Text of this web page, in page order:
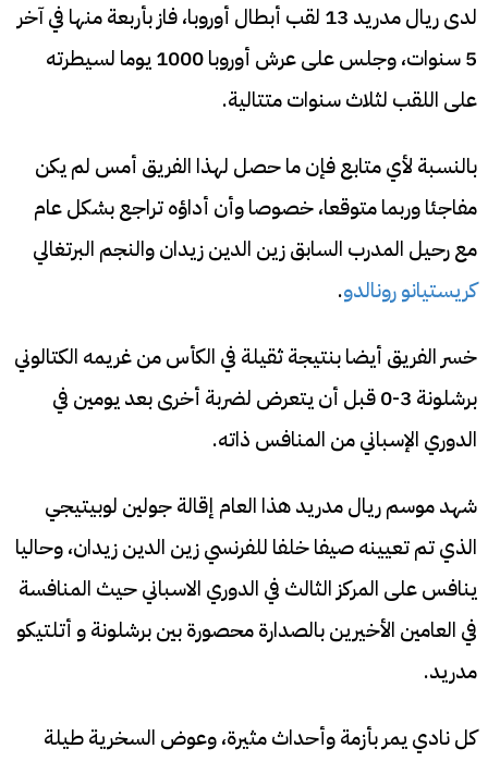
لدى ريال مدريد 13 لقب أبطال أوروبا، فاز بأربعة منها في آخر
5 سنوات، وجلس على عرش أوروبا 1000 يوما لسيطرته
على اللقب لثلاث سنوات متتالية.
بالنسبة لأي متابع فإن ما حصل لهذا الفريق أمس لم يكن
مفاجئا وربما متوقعا، خصوصا وأن أداؤه تراجع بشكل عام
مع رحيل المدرب السابق زين الدين زيدان والنجم البرتغالي
كريستيانو رونالدو.
خسر الفريق أيضا بنتيجة ثقيلة في الكأس من غريمه الكتالوني
برشلونة 3-0 قبل أن يتعرض لضربة أخرى بعد يومين في
الدوري الإسباني من المنافس ذاته.
شهد موسم ريال مدريد هذا العام إقالة جولين لوبيتيجي
الذي تم تعيينه صيفا خلفا للفرنسي زين الدين زيدان، وحاليا
ينافس على المركز الثالث في الدوري الاسباني حيث المنافسة
في العامين الأخيرين بالصدارة محصورة بين برشلونة و أتلتيكو
مدريد.
كل نادي يمر بأزمة وأحداث مثيرة، وعوض السخرية طيلة